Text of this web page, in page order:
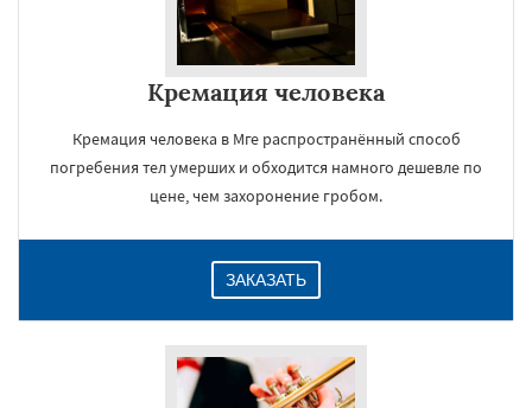
Кремация человека
Кремация человека в Мге распространённый способ
погребения тел умерших и обходится намного дешевле по
цене, чем захоронение гробом.
ЗАКАЗАТЬ